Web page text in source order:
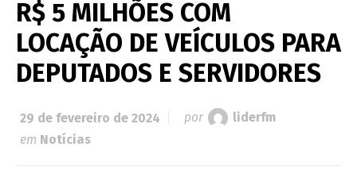
R$ 5 MILHÕES COM
LOCAÇÃO DE VEÍCULOS PARA
DEPUTADOS E SERVIDORES
29 de fevereiro de 2024 por
liderfm
em Notícias